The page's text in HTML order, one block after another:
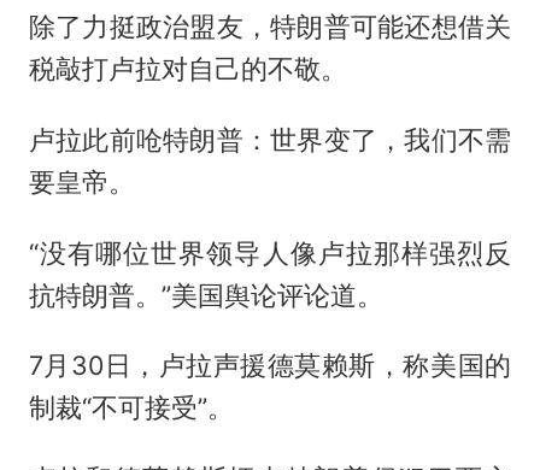
除了力挺政治盟友，特朗普可能还想借关
税敲打卢拉对自己的不敬。
卢拉此前呛特朗普：世界变了，我们不需
要皇帝。
“没有哪位世界领导人像卢拉那样强烈反
抗特朗普。”美国舆论评论道。
7月30日，卢拉声援德莫赖斯，称美国的
制裁“不可接受”。